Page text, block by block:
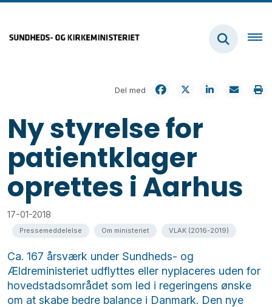
Del med
Ny styrelse for
patientklager
oprettes i Aarhus
17-01-2018
Pressemeddelelse Om ministeriet VLAK (2016-2019)
Ca. 167 årsværk under Sundheds- og
Ældreministeriet udflyttes eller nyplaceres uden for
hovedstadsområdet som led i regeringens ønske
om at skabe bedre balance i Danmark. Den nye